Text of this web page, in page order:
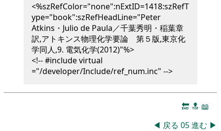
<%szRefColor="none":nExtID=1418:szRefT
ype="book":szRefHeadLine="Peter
Atkins・Julio de Paula／千葉秀明・稲葉章
訳,アトキンス物理化学要論 第５版,東京化
学同人,9. 電気化学(2012)"%>
<!-- #include virtual
="/developer/Include/ref_num.inc" -->
🔚 🔝 📖
◀ 戻る 05進む ▶